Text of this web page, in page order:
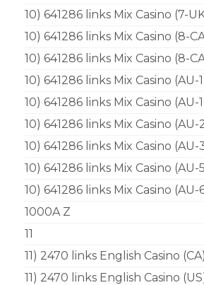
10) 641286 links Mix Casino (7-
10) 641286 links Mix Casino (8-
10) 641286 links Mix Casino (8-
10) 641286 links Mix Casino (AU-
10) 641286 links Mix Casino (AU-
10) 641286 links Mix Casino (AU-
10) 641286 links Mix Casino
10) 641286 links Mix Casino (AU-
10) 641286 links Mix Casino
1000A Z
11
11) 2470 links English Casino
11) 2470 links English Casino